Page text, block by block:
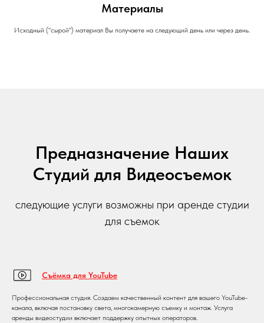
Материалы
Исходный ("сырой") материал Вы получаете на следующий день или через день.
Предназначение Наших
Студий для Видеосъемок
следующие услуги возможны при аренде студии
для съемок
Съёмка для YouTube
Профессиональная студия. Создаем качественный контент для вашего YouTube-
канала, включая постановку света, многокамерную съемку и монтаж. Услуга
аренды видеостудии включает поддержку опытных операторов.